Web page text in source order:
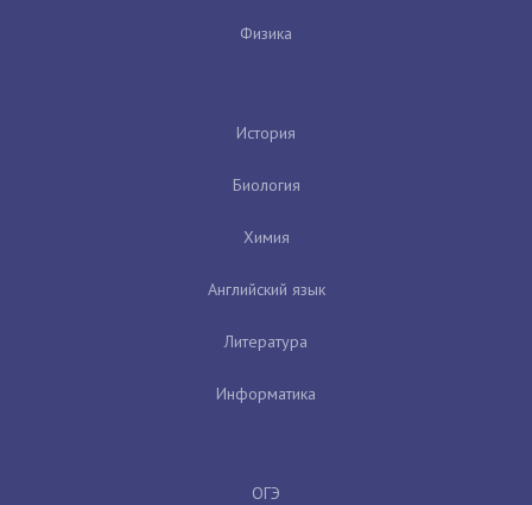
Физика
История
Биология
Химия
Английский язык
Литература
Информатика
ОГЭ